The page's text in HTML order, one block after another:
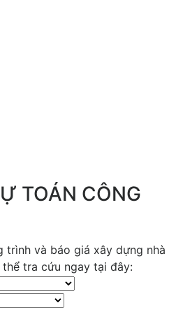
TOÁN CÔNG
trình và báo giá xây dựng nhà
tra cứu ngay tại đây: